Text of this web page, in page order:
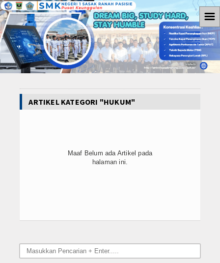
Home
Berita
Tutorial
Teknologi
☰
ARTIKEL KATEGORI "HUKUM"
Maaf Belum ada Artikel pada
halaman ini.